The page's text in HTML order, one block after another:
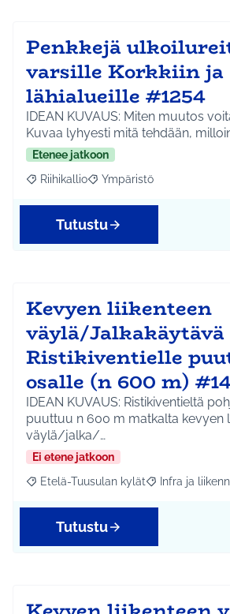
Penkkejä
varsille Korkkiin ja
lähialueille #1254
IDEAN KUVAUS: Miten muutos
Kuvaa lyhyesti mitä tehdään,
Etenee jatkoon
Rajaa tulokset aihepiirin mukaan:
Riihikallio Rajaa tulokset teeman
Ympäristö
Tutustu
Kevyen liikenteen
väylä/Jalkakäytävä
Ristikiventielle
osalle (n 600 m)
IDEAN KUVAUS: Ristikiventieltä
puuttuu n 600 m matkalta kevyen
väylä/jalka/…
Ei etene jatkoon
Rajaa tulokset aihepiirin mukaan:
Etelä-Tuusulan kylät Rajaa tulokset
Infra ja
Tutustu